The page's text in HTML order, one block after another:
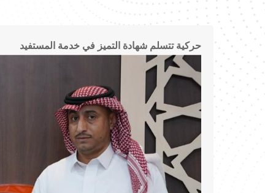
حركية تتسلم شهادة التميز في خدمة المستفيد